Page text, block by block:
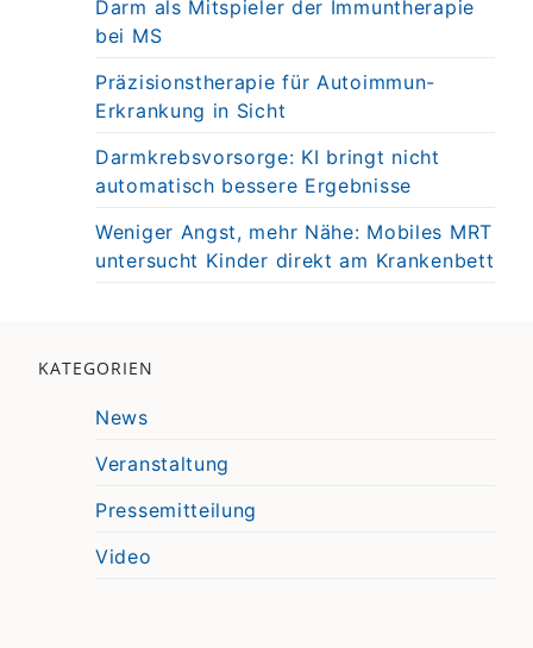
Darm als Mitspieler der Immuntherapie
bei MS
Präzisionstherapie für Autoimmun-
Erkrankung in Sicht
Darmkrebsvorsorge: KI bringt nicht
automatisch bessere Ergebnisse
Weniger Angst, mehr Nähe: Mobiles MRT
untersucht Kinder direkt am Krankenbett
KATEGORIEN
News
Veranstaltung
Pressemitteilung
Video